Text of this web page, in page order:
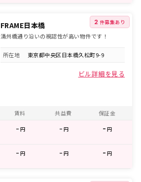
2 件募集あり
FRAME日本橋
清州橋通り沿いの視認性が高い物件です！
所在地 東京都中央区日本橋久松町9-9
ビル詳細を見る
賃料 共益費 保証金
- 円 - 円 - 円
- 円 - 円 - 円